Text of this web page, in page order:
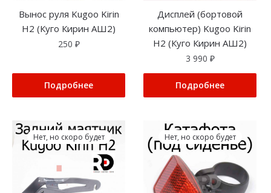
Вынос руля Kugoo Kirin
H2 (Куго Кирин АШ2)
250 ₽
Подробнее
Дисплей (бортовой
компьютер) Kugoo Kirin
H2 (Куго Кирин АШ2)
3 990 ₽
Подробнее
Нет, но скоро будет Нет, но скоро будет